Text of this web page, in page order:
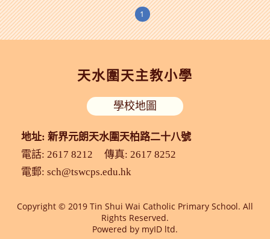
1
天水圍天主教小學
地址: 新界元朗天水圍天柏路二十八號
學校地圖
電話: 2617 8212
傳真: 2617 8252
電郵: sch@tswcps.edu.hk
Copyright © 2019 Tin Shui Wai Catholic Primary School. All
Rights Reserved.
Powered by myID ltd.